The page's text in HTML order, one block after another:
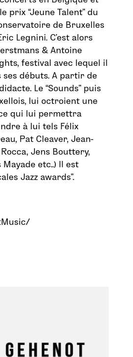
prix “Jeune Talent” du
de Bruxelles
Legnini. C’est alors
& Antoine
festival avec lequel il
débuts. A partir de
Le “Sounds” puis
lui octroient une
qui lui permettra
à lui tels Félix
Pat Cleaver, Jean-
Jens Bouttery,
etc..) Il est
Jazz awards”.